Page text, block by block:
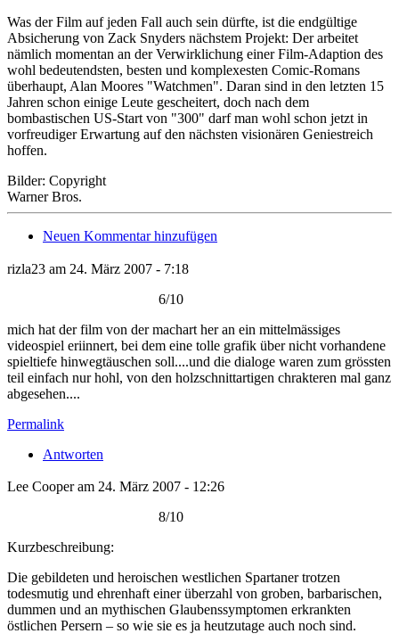
Was der Film auf jeden Fall auch sein dürfte, ist die endgültige
Absicherung von Zack Snyders nächstem Projekt: Der arbeitet
nämlich momentan an der Verwirklichung einer Film-Adaption des
wohl bedeutendsten, besten und komplexesten Comic-Romans
überhaupt, Alan Moores "Watchmen". Daran sind in den letzten 15
Jahren schon einige Leute gescheitert, doch nach dem
bombastischen US-Start von "300" darf man wohl schon jetzt in
vorfreudiger Erwartung auf den nächsten visionären Geniestreich
hoffen.
Bilder: Copyright
Warner Bros.
Neuen Kommentar hinzufügen
rizla23 am 24. März 2007 - 7:18
6/10
mich hat der film von der machart her an ein mittelmässiges
videospiel eriinnert, bei dem eine tolle grafik über nicht vorhandene
spieltiefe hinwegtäuschen soll....und die dialoge waren zum grössten
teil einfach nur hohl, von den holzschnittartigen chrakteren mal ganz
abgesehen....
Permalink
Antworten
Lee Cooper am 24. März 2007 - 12:26
8/10
Kurzbeschreibung:
Die gebildeten und heroischen westlichen Spartaner trotzen
todesmutig und ehrenhaft einer überzahl von groben, barbarischen,
dummen und an mythischen Glaubenssymptomen erkrankten
östlichen Persern – so wie sie es ja heutzutage auch noch sind.